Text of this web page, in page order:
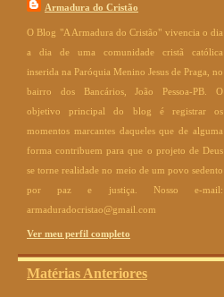
Armadura do Cristão
O Blog "A Armadura do Cristão" vivencia o dia
a dia de uma comunidade cristã católica
inserida na Paróquia Menino Jesus de Praga, no
bairro dos Bancários, João Pessoa-PB. O
objetivo principal do blog é registrar os
momentos marcantes daqueles que de alguma
forma contribuem para que o projeto de Deus
se torne realidade no meio de um povo sedento
por paz e justiça. Nosso e-mail:
armaduradocristao@gmail.com
Ver meu perfil completo
Matérias Anteriores